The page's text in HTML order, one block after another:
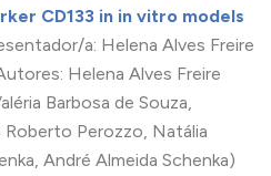
CD133 in in vitro models
a: Helena Alves Freire
Helena Alves Freire
Barbosa de Souza,
Perozzo, Natália
André Almeida Schenka)